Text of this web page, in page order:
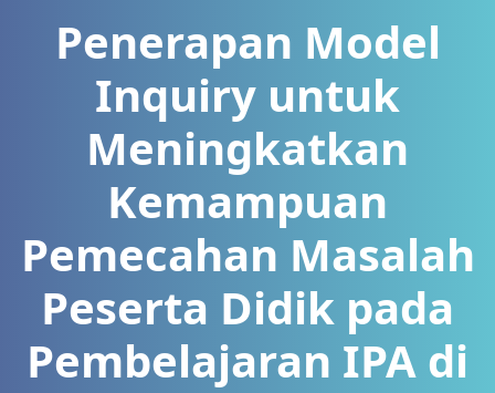
Penerapan Model
Inquiry untuk
Meningkatkan
Kemampuan
Pemecahan Masalah
Peserta Didik pada
Pembelajaran IPA di